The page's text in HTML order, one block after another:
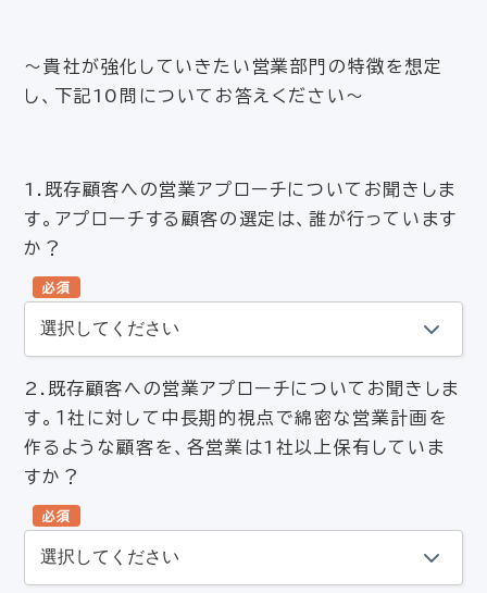
〜貴社が強化していきたい営業部門の特徴を想定
し、下記10問についてお答えください〜
1.既存顧客への営業アプローチについてお聞きしま
す。アプローチする顧客の選定は、誰が行っています
か？
必須
2.既存顧客への営業アプローチについてお聞きしま
す。１社に対して中長期的視点で綿密な営業計画を
作るような顧客を、各営業は1社以上保有していま
すか？
必須